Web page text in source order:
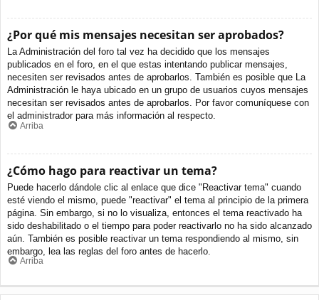
¿Por qué mis mensajes necesitan ser aprobados?
La Administración del foro tal vez ha decidido que los mensajes
publicados en el foro, en el que estas intentando publicar mensajes,
necesiten ser revisados antes de aprobarlos. También es posible que La
Administración le haya ubicado en un grupo de usuarios cuyos mensajes
necesitan ser revisados antes de aprobarlos. Por favor comuníquese con
el administrador para más información al respecto.
Arriba
¿Cómo hago para reactivar un tema?
Puede hacerlo dándole clic al enlace que dice "Reactivar tema" cuando
esté viendo el mismo, puede "reactivar" el tema al principio de la primera
página. Sin embargo, si no lo visualiza, entonces el tema reactivado ha
sido deshabilitado o el tiempo para poder reactivarlo no ha sido alcanzado
aún. También es posible reactivar un tema respondiendo al mismo, sin
embargo, lea las reglas del foro antes de hacerlo.
Arriba